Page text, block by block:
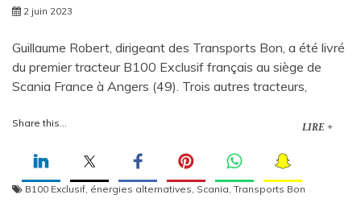
2 juin 2023
Guillaume Robert, dirigeant des Transports Bon, a été livré
du premier tracteur B100 Exclusif français au siège de
Scania France à Angers (49). Trois autres tracteurs,
Share this... LIRE +
B100 Exclusif énergies alternatives Scania Transports Bon